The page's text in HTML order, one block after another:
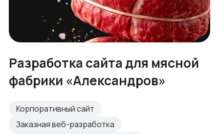
Разработка сайта для мясной
фабрики «Александров»
Корпоративный сайт
Заказная веб-разработка